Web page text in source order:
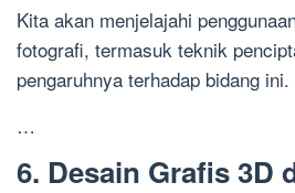
Kita akan menjelajahi
fotografi, termasuk teknik
pengaruhnya terhadap bidang ini.
…
6. Desain Grafis 3D